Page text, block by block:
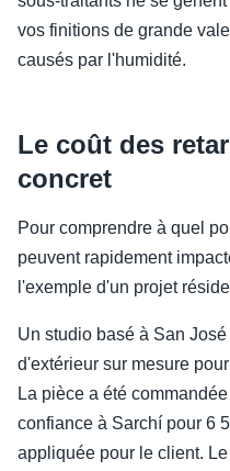
vos finitions de grande
causés par l'humidité.
Le coût des
concret
Pour comprendre à quel
peuvent rapidement
l'exemple d'un projet
Un studio basé à San
d'extérieur sur mesure
La pièce a été
confiance à Sarchí pour 6
appliquée pour le client.